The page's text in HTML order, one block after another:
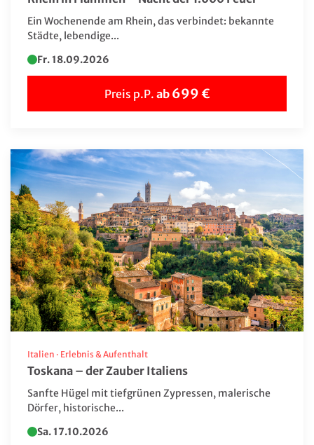
Ein Wochenende am Rhein, das verbindet: bekannte
Städte, lebendige...
Fr. 18.09.2026
Preis p.P. ab 699 €
Italien · Erlebnis & Aufenthalt
Toskana – der Zauber Italiens
Sanfte Hügel mit tiefgrünen Zypressen, malerische
Dörfer, historische...
Sa. 17.10.2026